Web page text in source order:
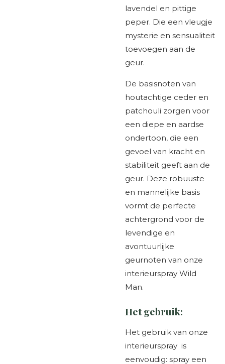
lavendel en pittige
peper. Die een vleugje
mysterie en sensualiteit
toevoegen aan de
geur.
De basisnoten van
houtachtige ceder en
patchouli zorgen voor
een diepe en aardse
ondertoon, die een
gevoel van kracht en
stabiliteit geeft aan de
geur. Deze robuuste
en mannelijke basis
vormt de perfecte
achtergrond voor de
levendige en
avontuurlijke
geurnoten van onze
interieurspray Wild
Man.
Het gebruik:
Het gebruik van onze
interieurspray is
eenvoudig: spray een